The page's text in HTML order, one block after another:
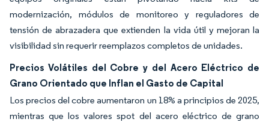
modernización, módulos de monitoreo y reguladores de
tensión de abrazadera que extienden la vida útil y mejoran la
visibilidad sin requerir reemplazos completos de unidades.
Precios Volátiles del Cobre y del Acero Eléctrico de
Grano Orientado que Inflan el Gasto de Capital
Los precios del cobre aumentaron un 18% a principios de 2025,
mientras que los valores spot del acero eléctrico de grano